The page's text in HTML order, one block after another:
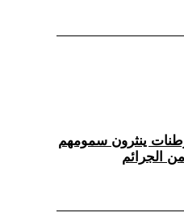
ينثرون سمومهم
الجرائم